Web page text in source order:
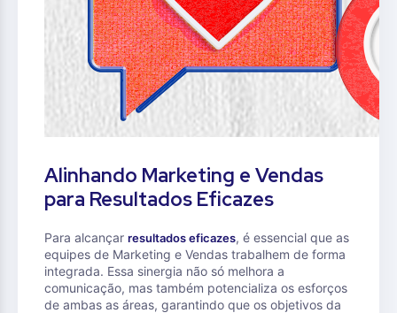
Alinhando Marketing e Vendas
para Resultados Eficazes
Para alcançar resultados eficazes, é essencial que as
equipes de Marketing e Vendas trabalhem de forma
integrada. Essa sinergia não só melhora a
comunicação, mas também potencializa os esforços
de ambas as áreas, garantindo que os objetivos da